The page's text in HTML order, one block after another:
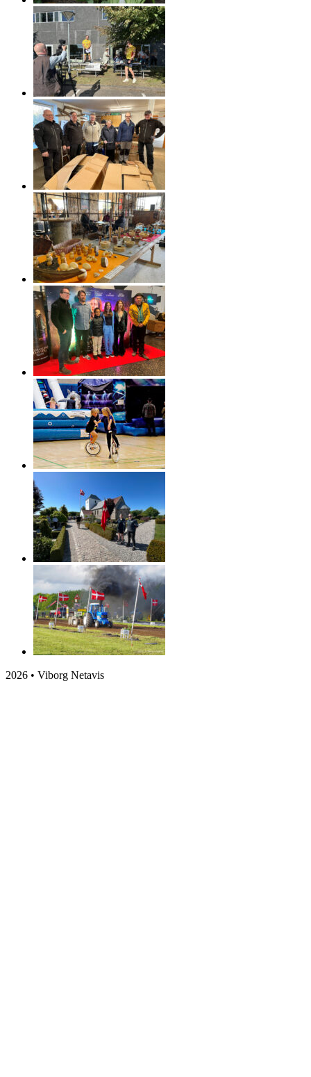
2026 • Viborg Netavis